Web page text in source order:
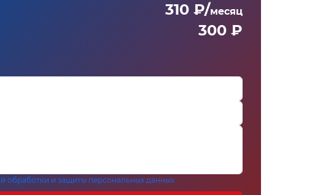
310 ₽/месяц
300 ₽
обработки и защиты персональных данных